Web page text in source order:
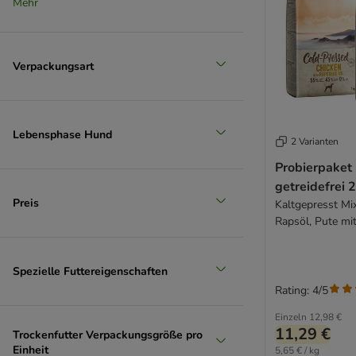
Natural Woodland
Nutrivet
Pedigree
PrimaDog
PURINA Friskies
RINTI
Hirsch
Verpackungsart
Lebensphase Hund
Preis
Spezielle Futtereigenschaften
Trockenfutter Verpackungsgröße pro
Einheit
2 Varianten
Probierpaket
getreidefrei
Kaltgepresst
Rapsöl, Pute
Einzeln 12,98 €
11,29 €
5,65 € / kg
Rating: 4/5